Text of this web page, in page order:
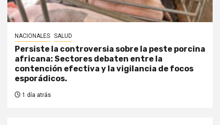
NACIONALES SALUD
Persiste la controversia sobre la peste porcina
africana: Sectores debaten entre la
contención efectiva y la vigilancia de focos
esporádicos.
1 día atrás